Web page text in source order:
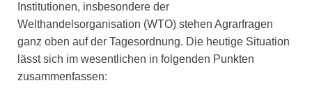
Institutionen, insbesondere der
Welthandelsorganisation (WTO) stehen Agrarfragen
ganz oben auf der Tagesordnung. Die heutige Situation
lässt sich im wesentlichen in folgenden Punkten
zusammenfassen: